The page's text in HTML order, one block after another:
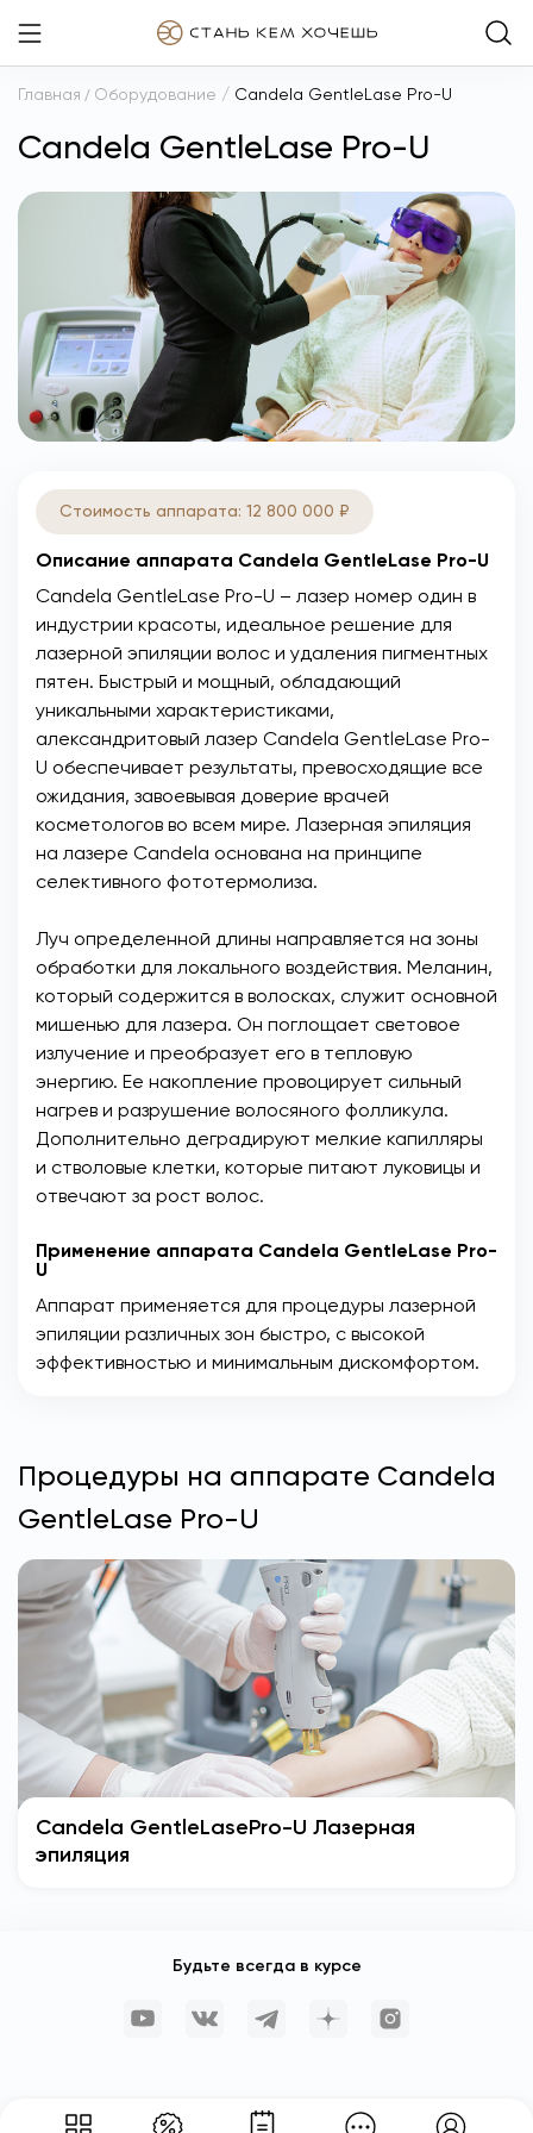
Главная / Оборудование / Candela GentleLase Pro-U
Candela GentleLase Pro-U
Стоимость аппарата: 12 800 000 ₽
Описание аппарата Candela GentleLase Pro-U
Candela GentleLase Pro-U – лазер номер один в
индустрии красоты, идеальное решение для
лазерной эпиляции волос и удаления пигментных
пятен. Быстрый и мощный, обладающий
уникальными характеристиками,
александритовый лазер Candela GentleLase Pro-
U обеспечивает результаты, превосходящие все
ожидания, завоевывая доверие врачей
косметологов во всем мире. Лазерная эпиляция
на лазере Candela основана на принципе
селективного фототермолиза.
Луч определенной длины направляется на зоны
обработки для локального воздействия. Меланин,
который содержится в волосках, служит основной
мишенью для лазера. Он поглощает световое
излучение и преобразует его в тепловую
энергию. Ее накопление провоцирует сильный
нагрев и разрушение волосяного фолликула.
Дополнительно деградируют мелкие капилляры
и стволовые клетки, которые питают луковицы и
отвечают за рост волос.
Применение аппарата Candela GentleLase Pro-
U
Аппарат применяется для процедуры лазерной
эпиляции различных зон быстро, с высокой
эффективностью и минимальным дискомфортом.
Процедуры на аппарате Candela
GentleLase Pro-U
Candela GentleLasePro-U Лазерная
эпиляция
Будьте всегда в курсе